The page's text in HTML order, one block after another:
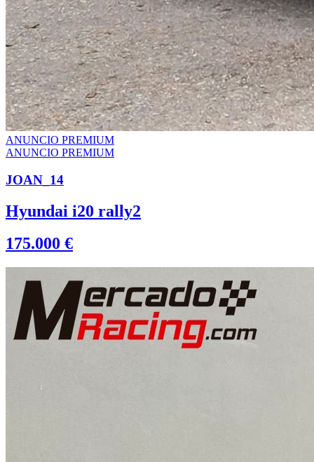
ANUNCIO PREMIUM
ANUNCIO PREMIUM
JOAN_14
175.000 €